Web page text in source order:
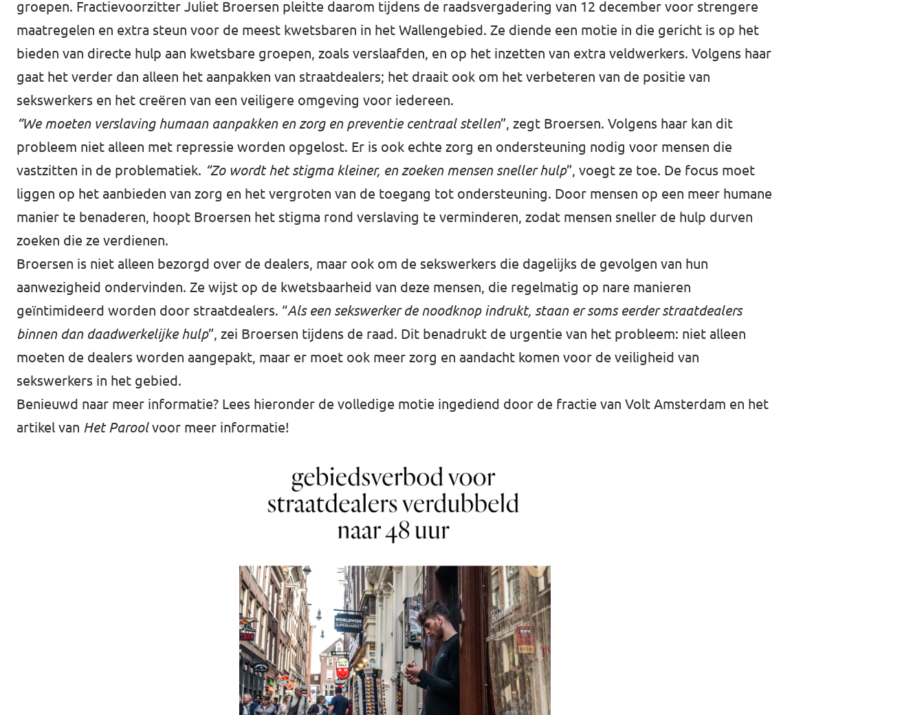
groepen. Fractievoorzitter Juliet Broersen pleitte daarom tijdens de raadsvergadering van 12 december voor strengere
maatregelen en extra steun voor de meest kwetsbaren in het Wallengebied. Ze diende een motie in die gericht is op het
bieden van directe hulp aan kwetsbare groepen, zoals verslaafden, en op het inzetten van extra veldwerkers. Volgens haar
gaat het verder dan alleen het aanpakken van straatdealers; het draait ook om het verbeteren van de positie van
sekswerkers en het creëren van een veiligere omgeving voor iedereen.
“We moeten verslaving humaan aanpakken en zorg en preventie centraal stellen”, zegt Broersen. Volgens haar kan dit
probleem niet alleen met repressie worden opgelost. Er is ook echte zorg en ondersteuning nodig voor mensen die
vastzitten in de problematiek. “Zo wordt het stigma kleiner, en zoeken mensen sneller hulp”, voegt ze toe. De focus moet
liggen op het aanbieden van zorg en het vergroten van de toegang tot ondersteuning. Door mensen op een meer humane
manier te benaderen, hoopt Broersen het stigma rond verslaving te verminderen, zodat mensen sneller de hulp durven
zoeken die ze verdienen.
Broersen is niet alleen bezorgd over de dealers, maar ook om de sekswerkers die dagelijks de gevolgen van hun
aanwezigheid ondervinden. Ze wijst op de kwetsbaarheid van deze mensen, die regelmatig op nare manieren
geïntimideerd worden door straatdealers. “Als een sekswerker de noodknop indrukt, staan er soms eerder straatdealers
binnen dan daadwerkelijke hulp”, zei Broersen tijdens de raad. Dit benadrukt de urgentie van het probleem: niet alleen
moeten de dealers worden aangepakt, maar er moet ook meer zorg en aandacht komen voor de veiligheid van
sekswerkers in het gebied.
Benieuwd naar meer informatie? Lees hieronder de volledige motie ingediend door de fractie van Volt Amsterdam en het
artikel van Het Paroolvoor meer informatie!